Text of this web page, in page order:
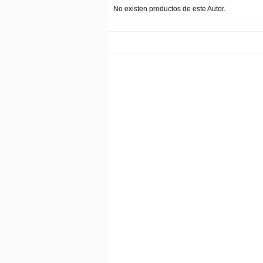
No existen productos de este Autor.